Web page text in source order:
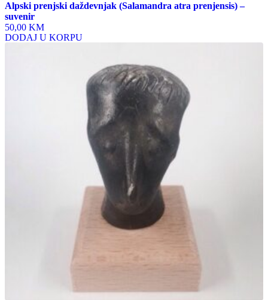
Alpski prenjski daždevnjak (Salamandra atra prenjensis) –
suvenir
50,00 KM
DODAJ U KORPU